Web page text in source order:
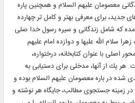
معصومان علیهم السلام و همچنین پاره
جدید، براى معرفى بهتر و كامل تر چهارده
که شامل زندگانى و سیره رسول خدا صلی
سلام الله علیها و دوازده امام علیهم
اصلى با عنوان كتابخانه، درختواره،
هر یك از آنها، مدخلى براى دستیابى به
شده در باره معصومان علیهم السلام بوده و
در زمینه جستجوى مطالب، جایگاه هر نوشته و